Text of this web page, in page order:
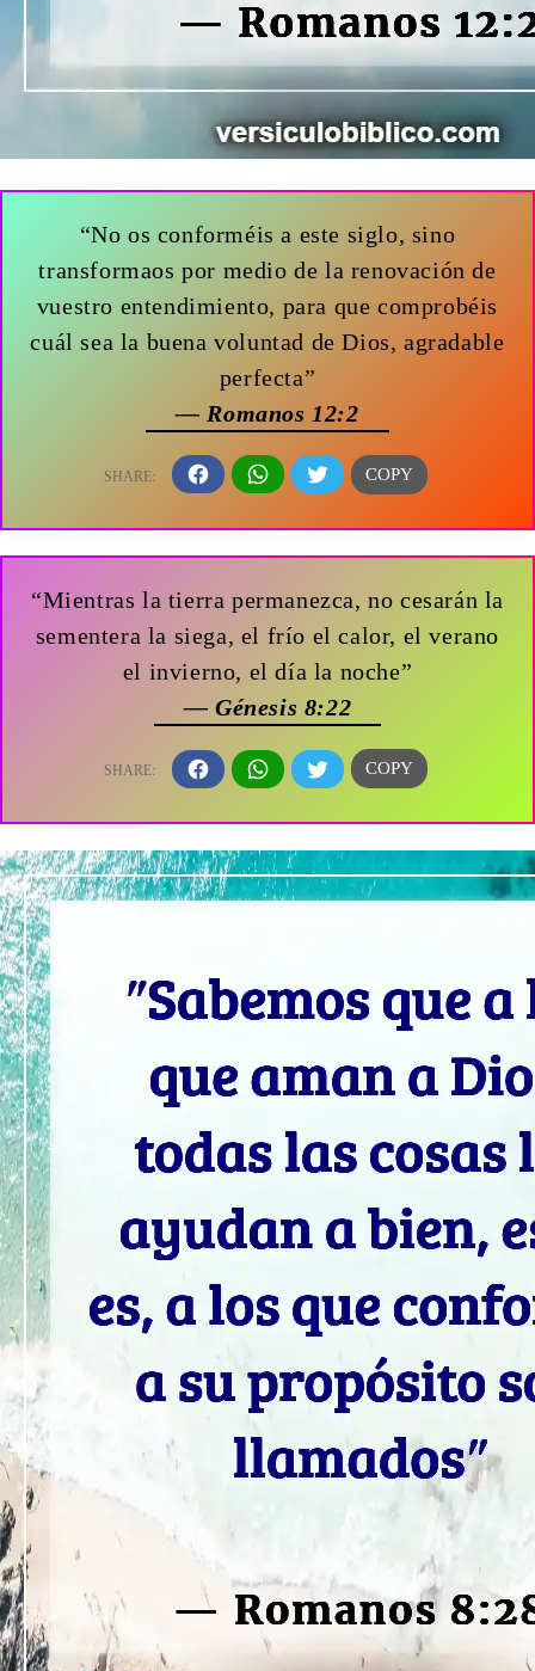
“No os conforméis a este siglo, sino
transformaos por medio de la renovación de
vuestro entendimiento, para que comprobéis
cuál sea la buena voluntad de Dios, agradable
perfecta”
— Romanos 12:2
“Mientras la tierra permanezca, no cesarán la
sementera la siega, el frío el calor, el verano
el invierno, el día la noche”
— Génesis 8:22